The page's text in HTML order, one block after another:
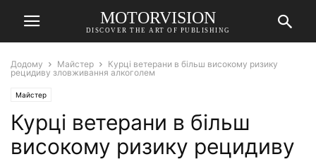
MOTORVISION
DISCOVER THE ART OF PUBLISHING
Додому Майстер
Курці ветерани в більш високому ризику
рецидиву зловживання алкоголем
Майстер
Курці ветерани в більш
високому ризику рецидиву